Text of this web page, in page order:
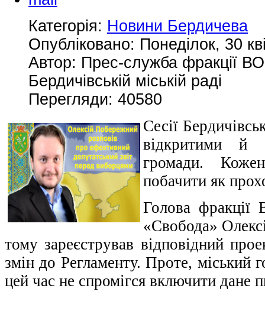
Категорія: Новини Бердичева
Опубліковано: Понеділок, 30
Автор: Прес-служба фракції
Бердичівській міській раді
Перегляди: 40580
Сесії
відкритими й
громади.
побачити як
Голова фракції
«Свобода»
тому зареєстрував відповідний
змін до Регламенту. Проте, міський
цей час не спромігся включити дане